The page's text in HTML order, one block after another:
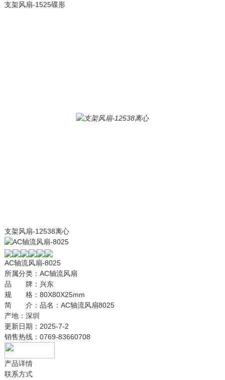
支架风扇-1525碟形
支架风扇-12538离心
AC轴流风扇-8025
所属分类： AC轴流风扇
品 牌： 兴东
规 格： 80X80X25mm
简 介： 品名：AC轴流风扇8025
产地：深圳
更新日期： 2025-7-2
销售热线： 0769-83660708
产品详情
联系方式